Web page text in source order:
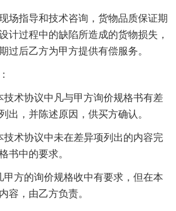
场指导和技术咨询，货物品质保证期
计过程中的缺陷所造成的货物损失，
过后乙方为甲方提供有偿服务。
技术协议中凡与甲方询价规格书有差
出，并陈述原因，供买方确认。
技术协议中未在差异项列出的内容完
书中的要求。
甲方的询价规格收中有要求，但在本
容，由乙方负责。